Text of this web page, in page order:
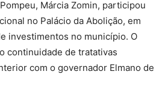
Márcia Zomin, participou
no Palácio da Abolição, em
investimentos no município. O
continuidade de tratativas
com o governador Elmano de